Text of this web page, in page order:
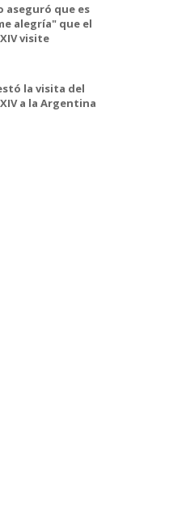
aseguró que es
alegría" que el
visite
la visita del
a la Argentina